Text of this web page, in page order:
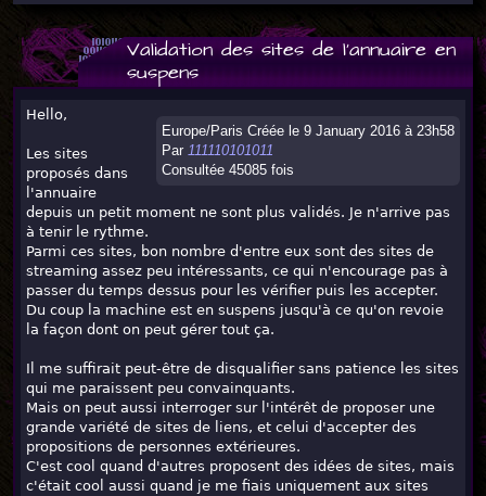
Validation des sites de l'annuaire en
suspens
Europe/Paris Créée le 9 January 2016 à 23h58
Par 111110101011
Consultée 45085 fois
Hello,
Les sites
proposés dans
l'annuaire
depuis un petit moment ne sont plus validés. Je n'arrive pas
à tenir le rythme.
Parmi ces sites, bon nombre d'entre eux sont des sites de
streaming assez peu intéressants, ce qui n'encourage pas à
passer du temps dessus pour les vérifier puis les accepter.
Du coup la machine est en suspens jusqu'à ce qu'on revoie
la façon dont on peut gérer tout ça.
Il me suffirait peut-être de disqualifier sans patience les sites
qui me paraissent peu convainquants.
Mais on peut aussi interroger sur l'intérêt de proposer une
grande variété de sites de liens, et celui d'accepter des
propositions de personnes extérieures.
C'est cool quand d'autres proposent des idées de sites, mais
c'était cool aussi quand je me fiais uniquement aux sites